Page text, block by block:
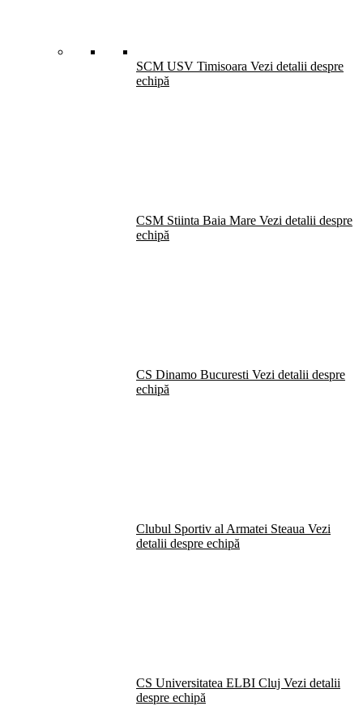
SCM USV Timisoara Vezi detalii despre
echipă
CSM Stiinta Baia Mare Vezi detalii despre
echipă
CS Dinamo Bucuresti Vezi detalii despre
echipă
Clubul Sportiv al Armatei Steaua Vezi
detalii despre echipă
CS Universitatea ELBI Cluj Vezi detalii
despre echipă